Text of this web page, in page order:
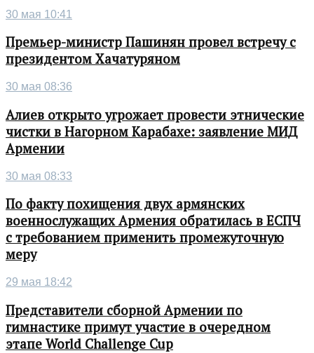
30 мая 10:41
Премьер-министр Пашинян провел встречу с
президентом Хачатуряном
30 мая 08:36
Алиев открыто угрожает провести этнические
чистки в Нагорном Карабахе: заявление МИД
Армении
30 мая 08:33
По факту похищения двух армянских
военнослужащих Армения обратилась в ЕСПЧ
с требованием применить промежуточную
меру
29 мая 18:42
Представители сборной Армении по
гимнастике примут участие в очередном
этапе World Challenge Cup